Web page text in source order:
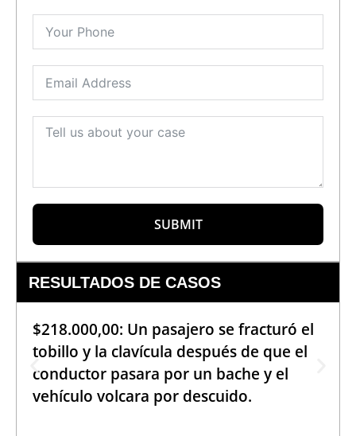
SUBMIT
RESULTADOS DE CASOS
$218.000,00: Un pasajero se fracturó el
tobillo y la clavícula después de que el
conductor pasara por un bache y el
vehículo volcara por descuido.